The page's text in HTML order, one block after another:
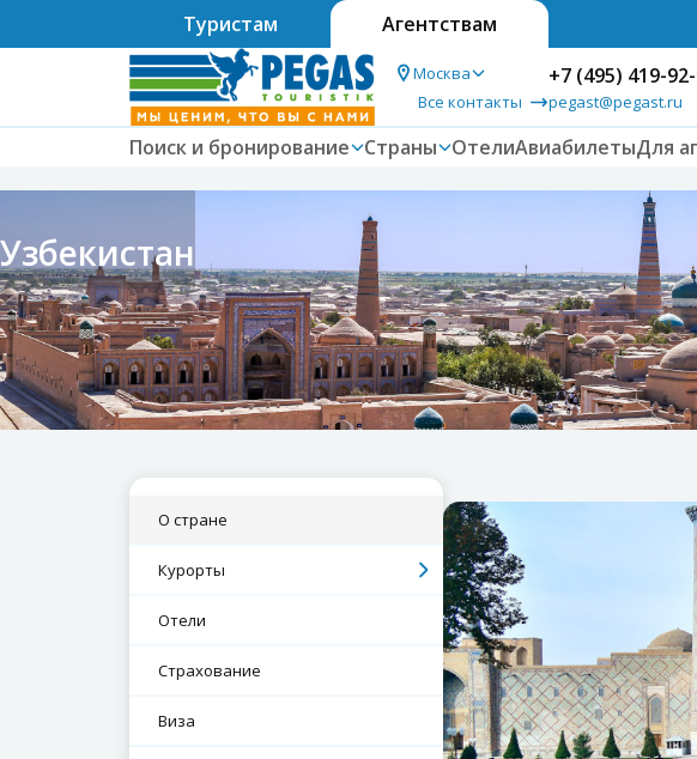
Туристам Агентствам
Москва
Все контакты
+7 (495) 419-
pegast@pegast.ru
Поиск и бронирование Страны ОтелиАвиабилетыДля
Узбекистан
О стране
Курорты
Отели
Страхование
Виза